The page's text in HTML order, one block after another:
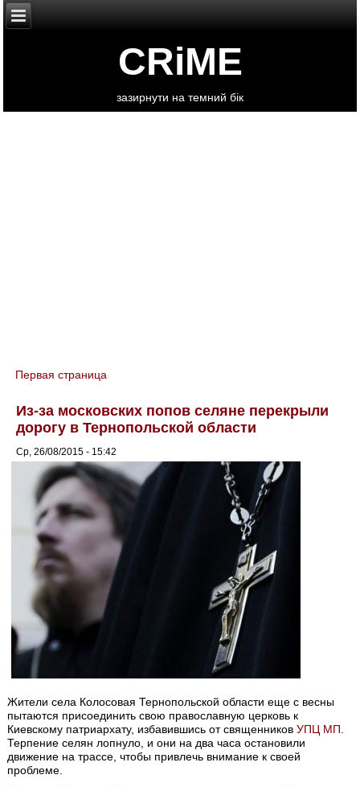
CRiME
зазирнути на темний бік
You are here
Первая страница
Из-за московских попов селяне перекрыли
дорогу в Тернопольской области
Ср, 26/08/2015 - 15:42
Жители села Колосовая Тернопольской области еще с весны
пытаются присоединить свою православную церковь к
Киевскому патриархату, избавившись от священниковУПЦ МП.
Терпение селян лопнуло, и они на два часа остановили
движение на трассе, чтобы привлечь внимание к своей
проблеме.